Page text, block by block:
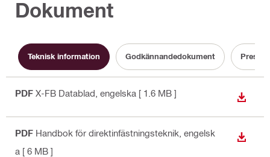
Dokument
Teknisk information Godkännandedokument
PDF X-FB Datablad , engelska [ 1.6 MB ]
LADDA
PDF Handbok för direktinfästningsteknik , engelsk
a [ 6 MB ]
LADDA